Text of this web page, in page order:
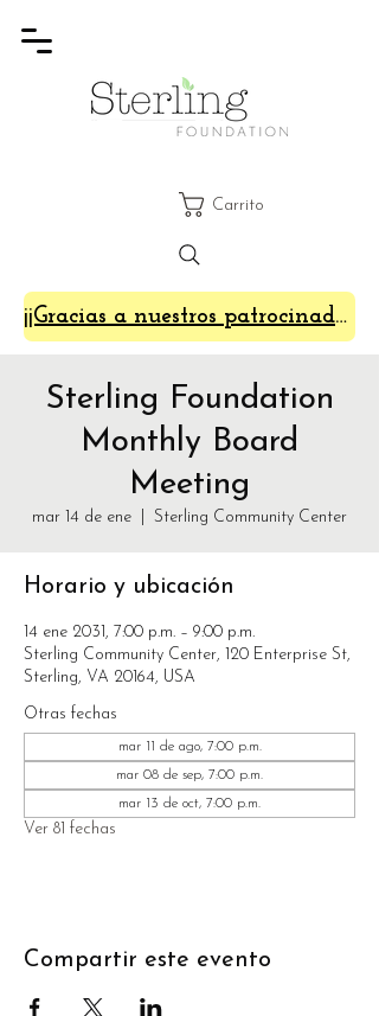
¡¡Gracias a nuestros patrocinadores de SterlingFest 2024!!
Carrito
Sterling Foundation
Monthly Board
Meeting
mar 14 de ene Sterling Community Center
Horario y ubicación
14 ene 2031, 7:00 p.m. – 9:00 p.m.
Sterling Community Center, 120 Enterprise St,
Sterling, VA 20164, USA
Otras fechas
mar 11 de ago, 7:00 p.m.
mar 08 de sep, 7:00 p.m.
mar 13 de oct, 7:00 p.m.
Ver 81 fechas
Compartir este evento